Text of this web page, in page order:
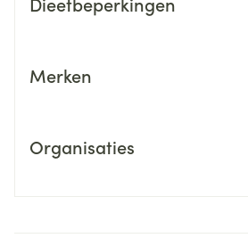
Merken
Organisaties